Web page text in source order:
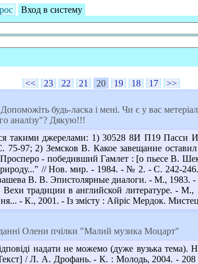
Вход в систему
<< 23 22 21 20 19 18 17
>>
будь-ласка і мені. Чи є у вас
аналізу"? Дякую!!!
такими джерелами: 1) 30528 8И П19
97; 2) Земсков В. Какое завещание
- победивший Гамлет : [о пьесе В.
// Нов. мир. - 1984. - № 2. - С. 242-
В. В. Эпистолярные диалоги. - М., 1983.
традиции в английской литературе. -
- К., 2001. - Із змісту : Айріс Мердок.
Олени пчілки "Малий музика Моцарт"
надати не можемо (дуже вузька тема).
/ Л. А. Дрофань. - К. : Молодь, 2004. -